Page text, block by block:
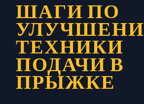
ШАГИ ПО
ТЕХНИКИ
ПОДАЧИ В
ПРЫЖКЕ